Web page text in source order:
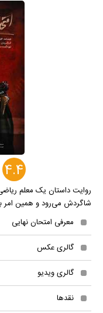
4.4
روایت داستان یک معلم
شاگردش می‌رود و همین امر
معرفی امتحان نهایی
گالری عکس
گالری ویدیو
نقدها